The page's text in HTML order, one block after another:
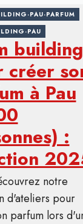
PAU-PARFUM
PAU
building
créer
à Pau
:
notre
d'ateliers pour
parfum lors